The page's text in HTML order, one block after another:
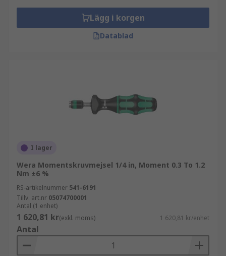
Lägg i korgen
Datablad
I lager
Wera Momentskruvmejsel 1/4 in, Moment 0.3 To 1.2
Nm ±6 %
RS-artikelnummer 541-6191
Tillv. art.nr 05074700001
Antal (1 enhet)
1 620,81 kr(exkl. moms) 1 620,81 kr/enhet
Antal